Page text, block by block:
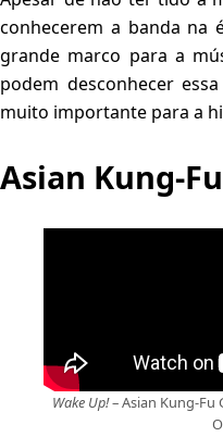
conhecerem a banda na
grande marco para a
podem desconhecer
muito importante para a
Asian Kung-
Wake Up!– Asian Kung-Fu